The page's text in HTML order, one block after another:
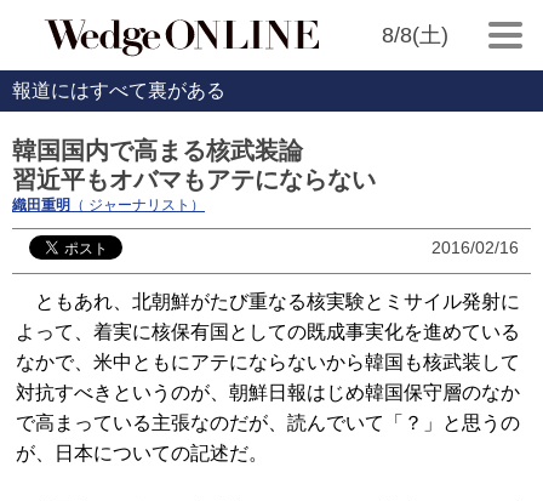
8/8(土)
報道にはすべて裏がある
韓国国内で高まる核武装論
習近平もオバマもアテにならない
織田重明 （ ジャーナリスト）
2016/02/16
ともあれ、北朝鮮がたび重なる核実験とミサイル発射に
よって、着実に核保有国としての既成事実化を進めている
なかで、米中ともにアテにならないから韓国も核武装して
対抗すべきというのが、朝鮮日報はじめ韓国保守層のなか
で高まっている主張なのだが、読んでいて「？」と思うの
が、日本についての記述だ。